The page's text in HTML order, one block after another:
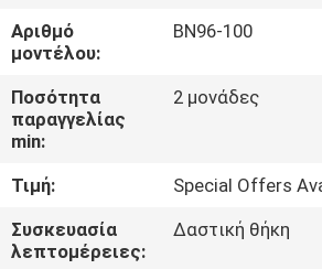
ΓΎΡΟΣ
ΕΡΓΟΣΤΑΣΊΩΝ
ΠΟΙΟΤΙΚΌΣ
ΈΛΕΓΧΟΣ
Αριθμό
μοντέλου:
BN96-100
Ποσότητα
παραγγελίας
min:
2 μονάδες
Τιμή:
Special Offers
Συσκευασία
λεπτομέρειες:
Δαστική θήκη